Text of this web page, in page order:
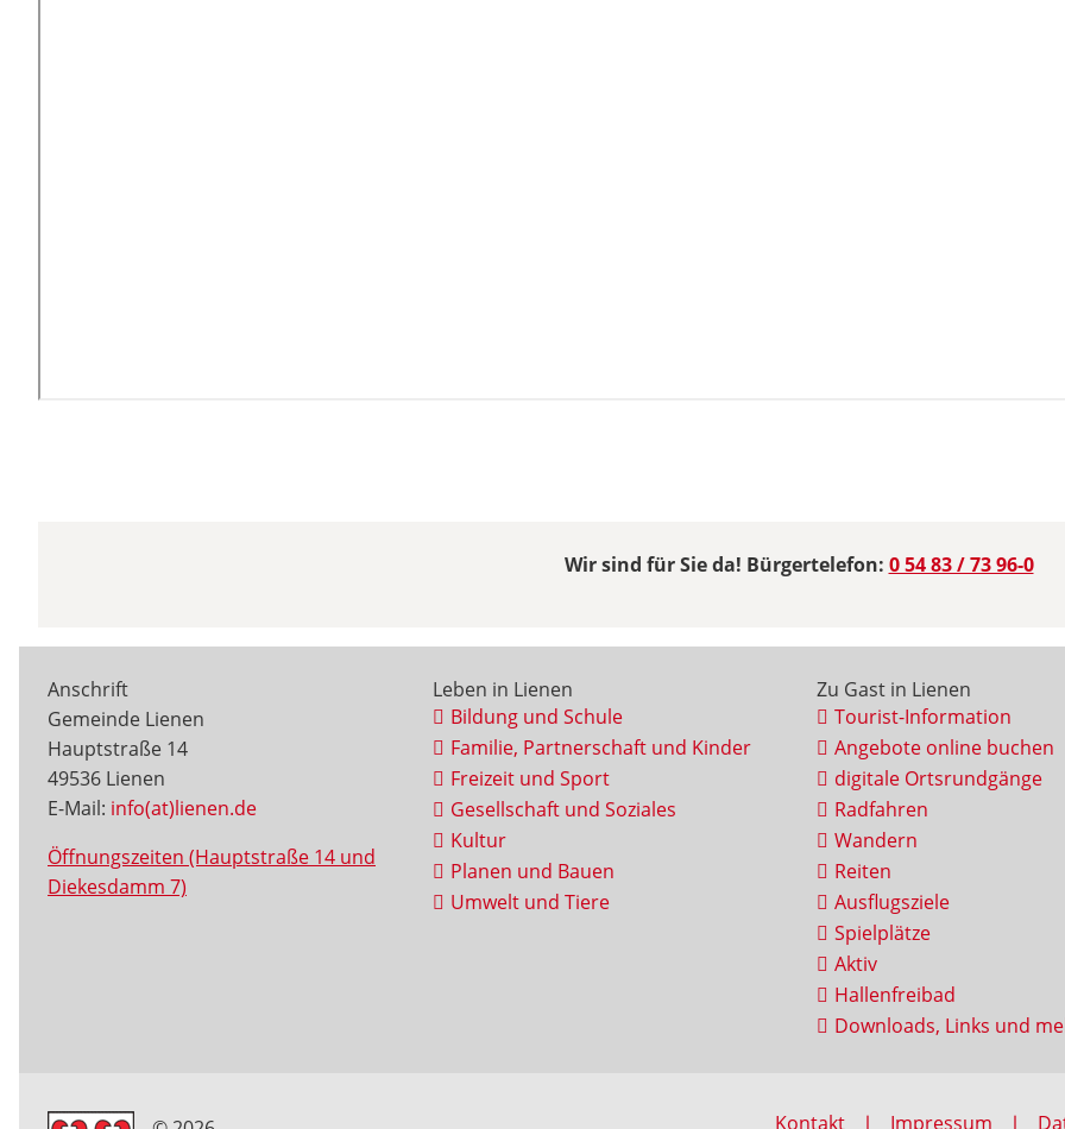
Wir sind für Sie da! Bürgertelefon: 0 54 83 / 73 96-0
Anschrift
Gemeinde Lienen
Hauptstraße 14
49536 Lienen
E-Mail: info(at)lienen.de
Öffnungszeiten (Hauptstraße 14 und
Diekesdamm 7)
Leben in Lienen
Bildung und Schule
Familie, Partnerschaft und Kinder
Freizeit und Sport
Gesellschaft und Soziales
Kultur
Planen und Bauen
Umwelt und Tiere
Zu Gast in Lienen
Tourist-Information
Angebote online buchen
digitale Ortsrundgänge
Radfahren
Wandern
Reiten
Ausflugsziele
Spielplätze
Aktiv
Hallenfreibad
Downloads, Links und
Kontakt Impressum